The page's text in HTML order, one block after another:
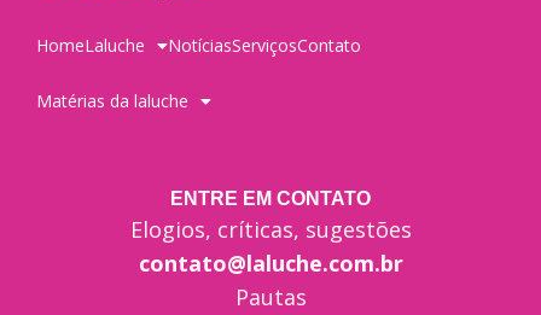
HomeLaluche NotíciasServiçosContato
Matérias da laluche
ENTRE EM CONTATO
Elogios, críticas, sugestões
contato@laluche.com.br
Pautas